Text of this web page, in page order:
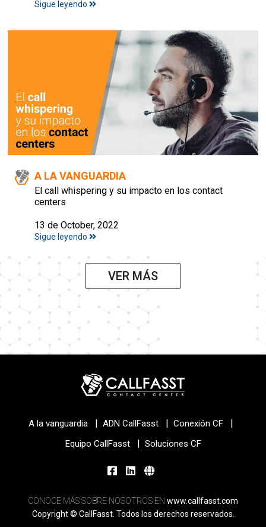
Sigue leyendo
A LA VANGUARDIA
El call whispering y su impacto en los contact
centers
13 de October, 2022
Sigue leyendo
VER MÁS
A la vanguardia | ADN CallFasst | Conexión CF |
Equipo CallFasst | Soluciones CF
CONOCE MÁS SOBRE NOSOTROS EN www.callfasst.com
Copyright © CallFasst. Todos los derechos reservados.